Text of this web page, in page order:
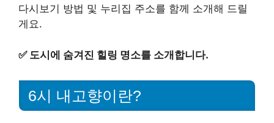
다시보기 방법 및 누리집 주소를 함께 소개해 드릴
게요.
✅ 도시에 숨겨진 힐링 명소를 소개합니다.
6시 내고향이란?